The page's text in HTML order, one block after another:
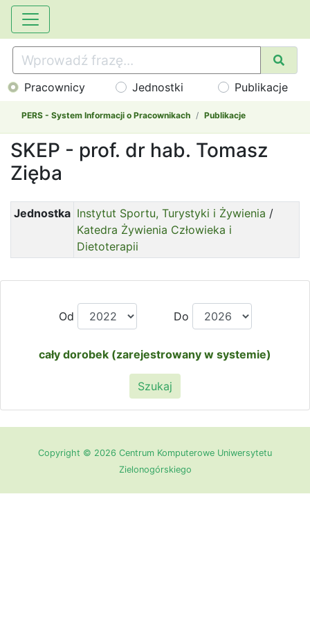
Pracownicy Jednostki Publikacje
PERS - System Informacji o Pracownikach Publikacje
SKEP - prof. dr hab. Tomasz
Zięba
Jednostka Instytut Sportu, Turystyki i Żywienia /
Katedra Żywienia Człowieka i
Dietoterapii
Od Do
cały dorobek (zarejestrowany w systemie)
Szukaj
Copyright © 2026 Centrum Komputerowe Uniwersytetu
Zielonogórskiego